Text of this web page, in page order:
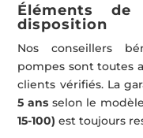
Éléments
disposition
Nos conseillers
pompes sont toutes
clients vérifiés. La
5 ansselon le
15-100) est toujours